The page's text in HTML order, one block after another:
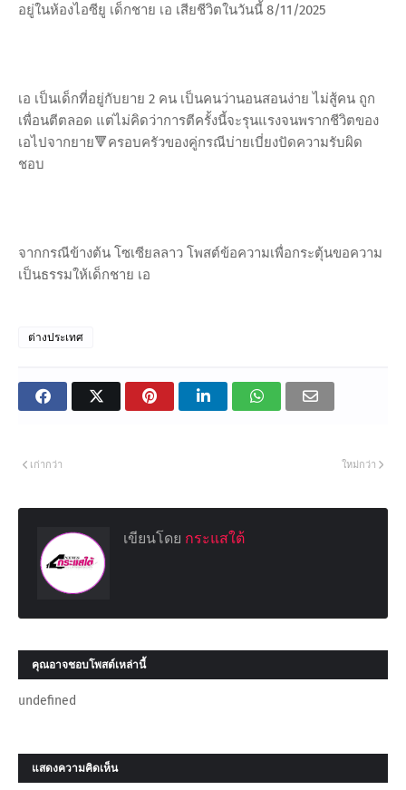
อยู่ในห้องไอซียู เด็กชาย เอ เสียชีวิตในวันนี้ 8/11/2025
เอ เป็นเด็กที่อยู่กับยาย 2 คน เป็นคนว่านอนสอนง่าย ไม่สู้คน ถูก
เพื่อนตีตลอด แต่ไม่คิดว่าการตีครั้งนี้จะรุนแรงจนพรากชีวิตของ
เอไปจากยาย🔻ครอบครัวของคู่กรณีบ่ายเบี่ยงปัดความรับผิด
ชอบ
จากกรณีข้างต้น โซเซียลลาว โพสต์ข้อความเพื่อกระตุ้นขอความ
เป็นธรรมให้เด็กชาย เอ
ต่างประเทศ
ใหม่กว่า
เก่ากว่า
เขียนโดย กระแสใต้
คุณอาจชอบโพสต์เหล่านี้
undefined
แสดงความคิดเห็น